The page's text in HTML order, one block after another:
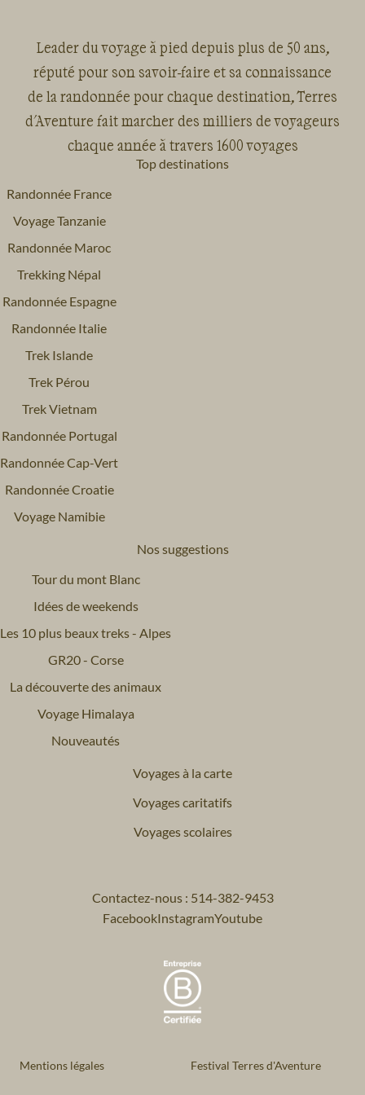
Leader du voyage à pied depuis plus de 50 ans,
réputé pour son savoir-faire et sa connaissance
de la randonnée pour chaque destination, Terres
d'Aventure fait marcher des milliers de voyageurs
chaque année à travers 1600 voyages
Top destinations
Randonnée France
Voyage Tanzanie
Randonnée Maroc
Trekking Népal
Randonnée Espagne
Randonnée Italie
Trek Islande
Trek Pérou
Trek Vietnam
Randonnée Portugal
Randonnée Cap-Vert
Randonnée Croatie
Voyage Namibie
Nos suggestions
Tour du mont Blanc
Idées de weekends
Les 10 plus beaux treks - Alpes
GR20 - Corse
La découverte des animaux
Voyage Himalaya
Nouveautés
Voyages à la carte
Voyages caritatifs
Voyages scolaires
Contactez-nous : 514-382-9453
FacebookInstagramYoutube
Mentions légales Festival Terres d'Aventure